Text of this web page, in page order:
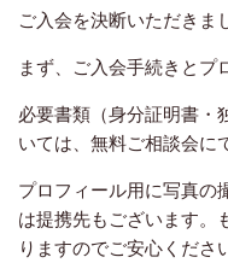
ご入会を決断いただきま
まず、ご入会手続きとプ
必要書類（身分証明書・
いては、無料ご相談会に
プロフィール用に写真の
は提携先もございます。
りますのでご安心くださ